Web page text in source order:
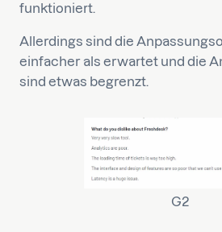
funktioniert.
Allerdings sind die
einfacher als erwartet und die
sind etwas begrenzt.
G2